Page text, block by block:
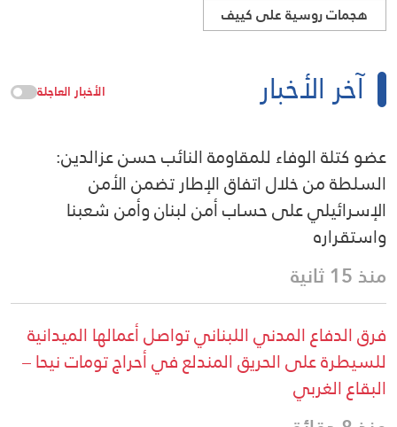
هجمات روسية على كييف
آخر الأخبار الأخبار العاجلة
عضو كتلة الوفاء للمقاومة النائب حسن عزالدين:
السلطة من خلال اتفاق الإطار تضمن الأمن
الإسرائيلي على حساب أمن لبنان وأمن شعبنا
واستقراره
منذ 15 ثانية
فرق الدفاع المدني اللبناني تواصل أعمالها الميدانية
للسيطرة على الحريق المندلع في أحراج تومات نيحا –
البقاع الغربي